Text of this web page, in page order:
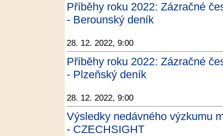
Příběhy roku 2022: Zázračné
- Berounský deník
28. 12. 2022, 9:00
Příběhy roku 2022: Zázračné
- Plzeňský deník
28. 12. 2022, 9:00
Výsledky nedávného výzkumu
- CZECHSIGHT